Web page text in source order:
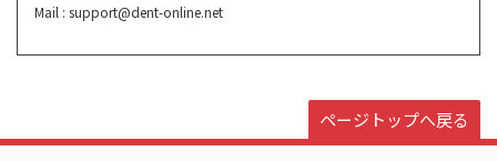
Mail : support@dent-online.net
ページトップへ戻る